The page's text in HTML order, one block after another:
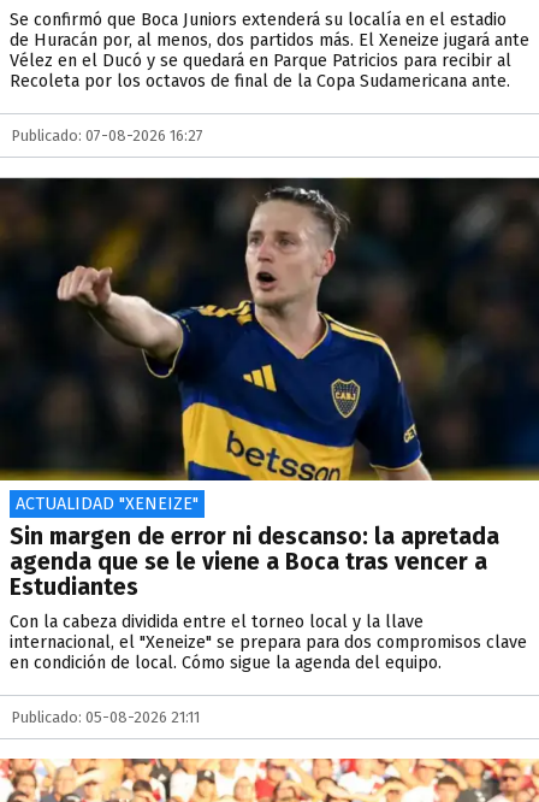
Se confirmó que Boca Juniors extenderá su localía en el estadio
de Huracán por, al menos, dos partidos más. El Xeneize jugará ante
Vélez en el Ducó y se quedará en Parque Patricios para recibir al
Recoleta por los octavos de final de la Copa Sudamericana ante.
Publicado: 07-08-2026 16:27
ACTUALIDAD "XENEIZE"
Sin margen de error ni descanso: la apretada
agenda que se le viene a Boca tras vencer a
Estudiantes
Con la cabeza dividida entre el torneo local y la llave
internacional, el "Xeneize" se prepara para dos compromisos clave
en condición de local. Cómo sigue la agenda del equipo.
Publicado: 05-08-2026 21:11